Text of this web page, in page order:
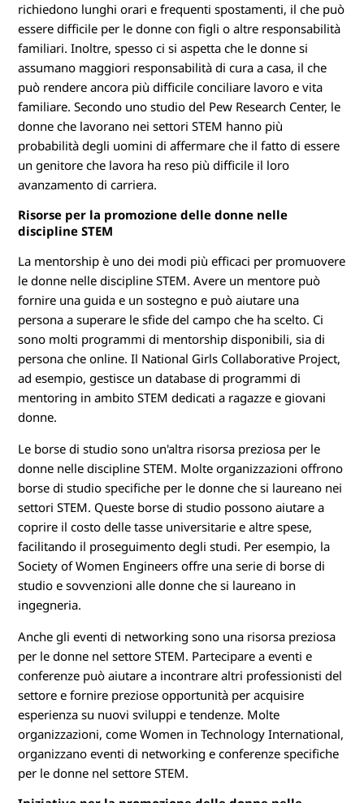
richiedono lunghi orari e frequenti spostamenti, il che può
essere difficile per le donne con figli o altre responsabilità
familiari. Inoltre, spesso ci si aspetta che le donne si
assumano maggiori responsabilità di cura a casa, il che
può rendere ancora più difficile conciliare lavoro e vita
familiare. Secondo uno studio del Pew Research Center, le
donne che lavorano nei settori STEM hanno più
probabilità degli uomini di affermare che il fatto di essere
un genitore che lavora ha reso più difficile il loro
avanzamento di carriera.
Risorse per la promozione delle donne nelle
discipline STEM
La mentorship è uno dei modi più efficaci per promuovere
le donne nelle discipline STEM. Avere un mentore può
fornire una guida e un sostegno e può aiutare una
persona a superare le sfide del campo che ha scelto. Ci
sono molti programmi di mentorship disponibili, sia di
persona che online. Il National Girls Collaborative Project,
ad esempio, gestisce un database di programmi di
mentoring in ambito STEM dedicati a ragazze e giovani
donne.
Le borse di studio sono un'altra risorsa preziosa per le
donne nelle discipline STEM. Molte organizzazioni offrono
borse di studio specifiche per le donne che si laureano nei
settori STEM. Queste borse di studio possono aiutare a
coprire il costo delle tasse universitarie e altre spese,
facilitando il proseguimento degli studi. Per esempio, la
Society of Women Engineers offre una serie di borse di
studio e sovvenzioni alle donne che si laureano in
ingegneria.
Anche gli eventi di networking sono una risorsa preziosa
per le donne nel settore STEM. Partecipare a eventi e
conferenze può aiutare a incontrare altri professionisti del
settore e fornire preziose opportunità per acquisire
esperienza su nuovi sviluppi e tendenze. Molte
organizzazioni, come Women in Technology International,
organizzano eventi di networking e conferenze specifiche
per le donne nel settore STEM.